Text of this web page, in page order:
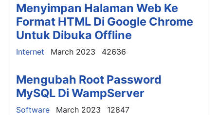
Menyimpan Halaman Web Ke
Format HTML Di Google Chrome
Untuk Dibuka Offline
Details
Internet March 2023 42636
Mengubah Root Password
MySQL Di WampServer
Details
Software March 2023 12847